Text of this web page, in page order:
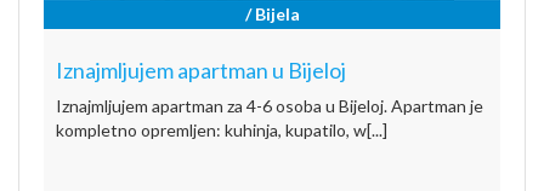
/ Bijela
Iznajmljujem apartman u Bijeloj
Iznajmljujem apartman za 4-6 osoba u Bijeloj. Apartman je
kompletno opremljen: kuhinja, kupatilo, w[...]